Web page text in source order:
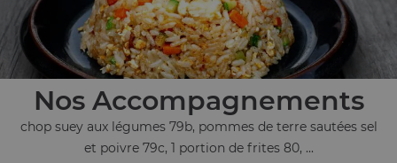
Nos Accompagnements
chop suey aux légumes 79b, pommes de terre sautées sel
et poivre 79c, 1 portion de frites 80, ...